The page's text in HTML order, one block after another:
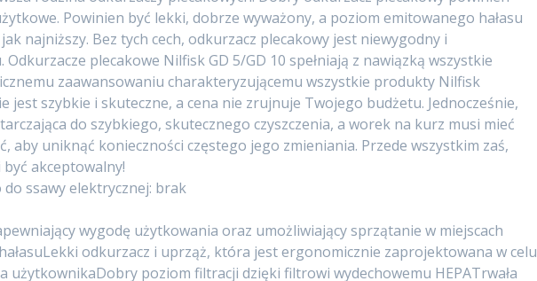
Powinien być lekki, dobrze wyważony, a poziom emitowanego hałasu
najniższy. Bez tych cech, odkurzacz plecakowy jest niewygodny i
plecakowe Nilfisk GD 5/GD 10 spełniają z nawiązką wszystkie
zaawansowaniu charakteryzującemu wszystkie produkty Nilfisk
jest szybkie i skuteczne, a cena nie zrujnuje Twojego budżetu. Jednocześnie,
do szybkiego, skutecznego czyszczenia, a worek na kurz musi mieć
aby uniknąć konieczności częstego jego zmieniania. Przede wszystkim zaś,
akceptowalny!
ssawy elektrycznej: brak
wygodę użytkowania oraz umożliwiający sprzątanie w miejscach
odkurzacz i uprząż, która jest ergonomicznie zaprojektowana w celu
użytkownikaDobry poziom filtracji dzięki filtrowi wydechowemu HEPATrwała